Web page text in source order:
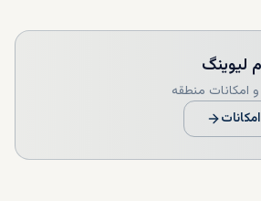
لیوینگ
امکانات منطقه